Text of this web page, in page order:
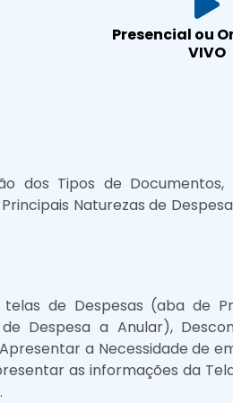
Presencial ou
VIVO
dos Tipos de Documentos,
Naturezas de
de Despesas (aba de
Despesa a Anular),
a Necessidade de
as informações da